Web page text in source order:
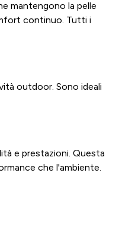
mantengono la pelle
continuo. Tutti i
outdoor. Sono ideali
e prestazioni. Questa
che l'ambiente.